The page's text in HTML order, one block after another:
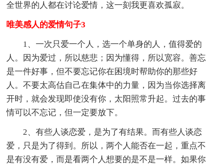
全世界的人都在讨论爱情，这一刻我更喜欢孤寂。
唯美感人的爱情句子3
1、一次只爱一个人，选一个单身的人，值得爱的
人。因为爱过，所以慈悲；因为懂得，所以宽容。善忘
是一件好事，但不要忘记你在困境时帮助你的那些好
人。不要太高估自己在集体中的力量，因为当你选择离
开时，就会发现即使没有你，太阳照常升起。过去的事
情可以不忘记，但一定要放下。
2、有些人谈恋爱，是为了有结果。而有些人谈恋
爱，只是为了得到。所以，两个人能否在一起，重点不
是有没有爱，而是看两个人想要的是不是一样。如果你